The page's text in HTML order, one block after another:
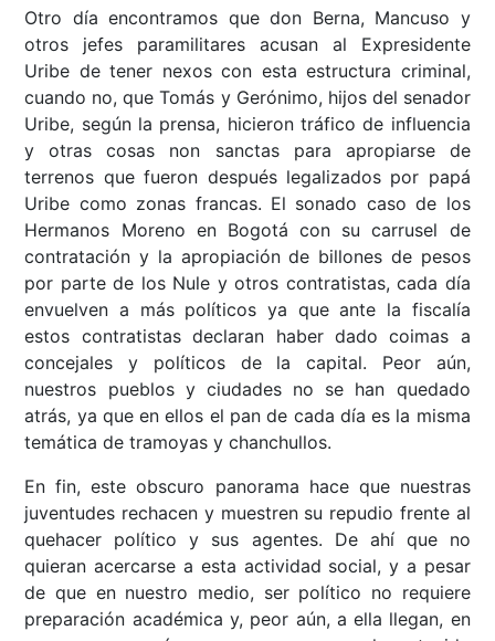
Otro día encontramos que don Berna, Mancuso y
otros jefes paramilitares acusan al Expresidente
Uribe de tener nexos con esta estructura criminal,
cuando no, que Tomás y Gerónimo, hijos del senador
Uribe, según la prensa, hicieron tráfico de influencia
y otras cosas non sanctas para apropiarse de
terrenos que fueron después legalizados por papá
Uribe como zonas francas. El sonado caso de los
Hermanos Moreno en Bogotá con su carrusel de
contratación y la apropiación de billones de pesos
por parte de los Nule y otros contratistas, cada día
envuelven a más políticos ya que ante la fiscalía
estos contratistas declaran haber dado coimas a
concejales y políticos de la capital. Peor aún,
nuestros pueblos y ciudades no se han quedado
atrás, ya que en ellos el pan de cada día es la misma
temática de tramoyas y chanchullos.
En fin, este obscuro panorama hace que nuestras
juventudes rechacen y muestren su repudio frente al
quehacer político y sus agentes. De ahí que no
quieran acercarse a esta actividad social, y a pesar
de que en nuestro medio, ser político no requiere
preparación académica y, peor aún, a ella llegan, en